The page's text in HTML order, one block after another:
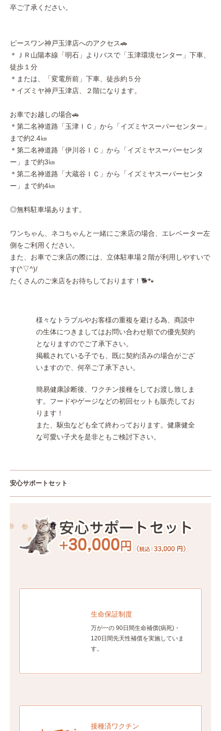
卒ご了承ください。
ピースワン神戸玉津店へのアクセス🚗
＊ＪＲ山陽本線「明石」よりバスで「玉津環境センター」下車、
徒歩１分
＊または、「変電所前」下車、徒歩約５分
＊イズミヤ神戸玉津店、２階になります。
お車でお越しの場合🚗
＊第二名神道路「玉津ＩＣ」から「イズミヤスーパーセンター」
まで約2.4㎞
＊第二名神道路「伊川谷ＩＣ」から「イズミヤスーパーセンタ
ー」まで約3㎞
＊第二名神道路「大蔵谷ＩＣ」から「イズミヤスーパーセンタ
ー」まで約4㎞
◎無料駐車場あります。
ワンちゃん、ネコちゃんと一緒にご来店の場合、エレベーター左
側をご利用ください。
また、お車でご来店の際には、立体駐車場２階が利用しやすいで
す(^▽^)/
たくさんのご来店をお待ちしております！🐕🐾
様々なトラブルやお客様の重複を避ける為、商談中
の生体につきましてはお問い合わせ順での優先契約
となりますのでご了承下さい。
掲載されている子でも、既に契約済みの場合がござ
いますので、何卒ご了承下さい。
簡易健康診断後、ワクチン接種をしてお渡し致しま
す。フードやゲージなどの初回セットも販売してお
ります！
また、駆虫なども全て終わっております。健康健全
な可愛い子犬を是非ともご検討下さい。
安心サポートセット
生命保証制度
万が一の 90日間生命補償(病死)・
120日間先天性補償を実施していま
す。
接種済ワクチン